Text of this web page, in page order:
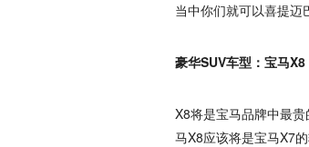
当中你们就可以喜提迈
豪华SUV车型：宝马X8
X8将是宝马品牌中最
马X8应该将是宝马X7